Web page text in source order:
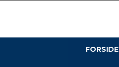
FORSIDE